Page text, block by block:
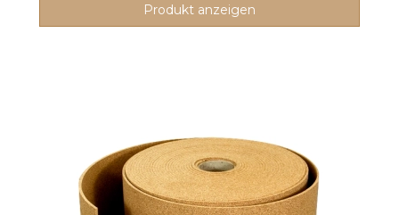
Produkt anzeigen